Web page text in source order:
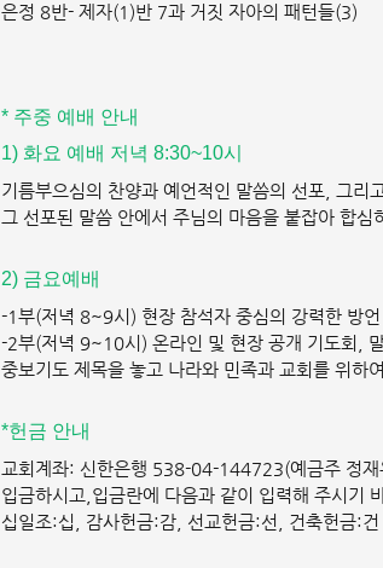
은정 8반- 제자(1)반 7과 거짓 자아의 패턴들(3)
* 주중 예배 안내
1) 화요 예배 저녁 8:30~10시
기름부으심의 찬양과 예언적인 말씀의 선포, 그리고
그 선포된 말씀 안에서 주님의 마음을 붙잡아 합심
2) 금요예배
-1부(저녁 8~9시) 현장 참석자 중심의 강력한 방언
-2부(저녁 9~10시) 온라인 및 현장 공개 기도회,
중보기도 제목을 놓고 나라와 민족과 교회를 위하
*헌금 안내
교회계좌: 신한은행 538-04-144723(예금주 정
입금하시고,입금란에 다음과 같이 입력해 주시기
십일조:십, 감사헌금:감, 선교헌금:선, 건축헌금:건